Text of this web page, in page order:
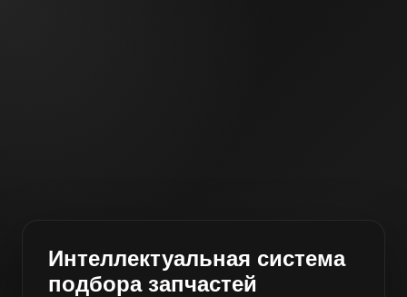
Интеллектуальная система
подбора запчастей